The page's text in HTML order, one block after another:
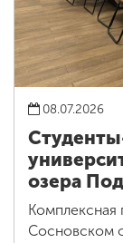
08.07.2026
озера
Комплексная
Сосновском